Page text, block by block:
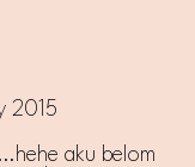
2015
aku belom